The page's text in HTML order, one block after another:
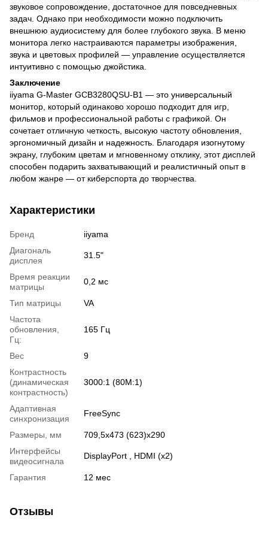
звуковое сопровождение, достаточное для повседневных
задач. Однако при необходимости можно подключить
внешнюю аудиосистему для более глубокого звука. В меню
монитора легко настраиваются параметры изображения,
звука и цветовых профилей — управление осуществляется
интуитивно с помощью джойстика.
Заключение
iiyama G-Master GCB3280QSU-B1 — это универсальный
монитор, который одинаково хорошо подходит для игр,
фильмов и профессиональной работы с графикой. Он
сочетает отличную четкость, высокую частоту обновления,
эргономичный дизайн и надежность. Благодаря изогнутому
экрану, глубоким цветам и мгновенному отклику, этот дисплей
способен подарить захватывающий и реалистичный опыт в
любом жанре — от киберспорта до творчества.
Характеристики
Бренд
iiyama
Диагональ
дисплея
31.5"
Время реакции
матрицы
0,2 мс
Тип матрицы
VA
Частота
обновления,
Гц:
165 Гц
Вес
9
Контрастность
(динамическая
контрастность)
3000:1 (80М:1)
Адаптивная
синхронизация
FreeSync
Размеры, мм
709,5x473 (623)x290
Интерфейсы
видеосигнала
DisplayPort , HDMI (x2)
Гарантия 12 мес
Отзывы